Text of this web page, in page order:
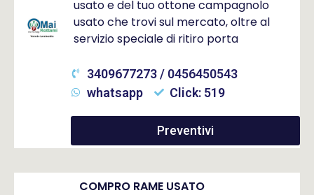
usato e del tuo ottone campagnolo
usato che trovi sul mercato, oltre al
servizio speciale di ritiro porta
3409677273 / 0456450543
whatsapp
Click: 519
Preventivi
COMPRO RAME USATO